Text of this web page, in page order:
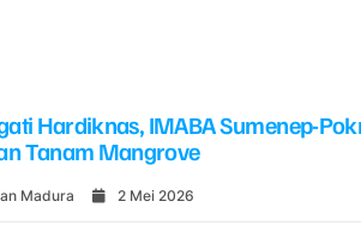
Hardiknas, IMABA Sumenep-
Tanam Mangrove
Madura 2 Mei 2026